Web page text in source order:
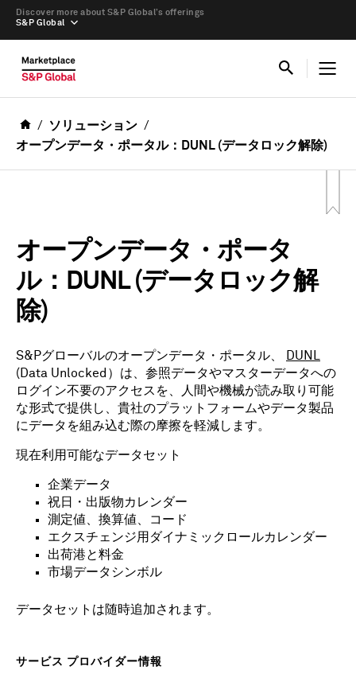
S&P Global
Discover more about S&P Global’s offerings
ソリューション
オープンデータ・ポータル：DUNL (データロック解除)
オープンデータ・ポータ
ル：DUNL (データロック解
除)
S&Pグローバルのオープンデータ・ポータル、
DUNL
(Data Unlocked）は、参照データやマスターデータへの
ログイン不要のアクセスを、人間や機械が読み取り可能
な形式で提供し、貴社のプラットフォームやデータ製品
にデータを組み込む際の摩擦を軽減します。
現在利用可能なデータセット
企業データ
祝日・出版物カレンダー
測定値、換算値、コード
エクスチェンジ用ダイナミックロールカレンダー
出荷港と料金
市場データシンボル
データセットは随時追加されます。
サービス プロバイダー情報